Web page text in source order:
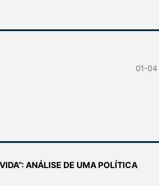
01-04
ANÁLISE DE UMA POLÍTICA